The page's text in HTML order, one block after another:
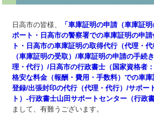
日高市の皆様、
「車庫証明の申請（車庫証
ポート・日高市の警察署での車庫証明の申
ト・日高市の車庫証明の取得代行（代理・
（車庫証明の受取）/車庫証明の申請の手続
理・代行）/日高市の行政書士（国家資格者
格安な料金（報酬・費用・手数料）での車
登録/出張封印の代行（代理・代行）/サポー
ト）‐行政書士山田サポートセンター（行政
まして、有難うございます。